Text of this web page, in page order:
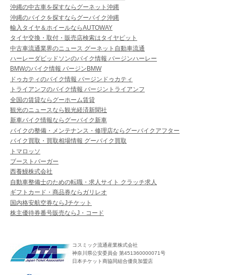
沖縄の中古車を探すならグーネット沖縄
沖縄のバイクを探すならグーバイク沖縄
輸入タイヤ＆ホイールならAUTOWAY
タイヤ交換・取付・販売店検索はタイヤピット
中古車流通業界のニュース グーネット自動車流通
ハーレーダビッドソンのバイク情報 バージンハーレー
BMWのバイク情報 バージンBMW
ドゥカティのバイク情報 バージンドゥカティ
トライアンフのバイク情報 バージントライアンフ
全国の賃貸ならグーホーム賃貸
観光のニュースなら観光経済新聞社
新車バイク情報ならグーバイク新車
バイクの整備・メンテナンス・修理店ならグーバイクアフター
バイク買取・買取相場情報 グーバイク買取
トマロッソ
ブーストバーガー
西養鰻株式会社
自動車整備士のための転職・求人サイト クラッチ求人
ギフトカード・商品券ならガリレオ
国内格安航空券ならJチケット
株主優待券番号販売ならJ・コード
コスミック流通産業株式会社
神奈川県公安委員会 第451360000071号
日本チケット商協同組合優良加盟店